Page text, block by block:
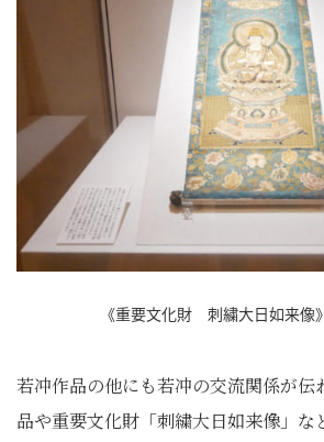
《重要文化財 刺繍大日如来像
若冲作品の他にも若冲の交流関係が伝
品や重要文化財「刺繍大日如来像」な